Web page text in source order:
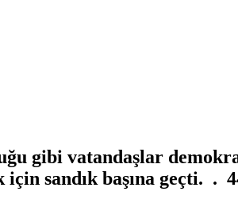
gibi vatandaşlar
sandık başına geçti. .